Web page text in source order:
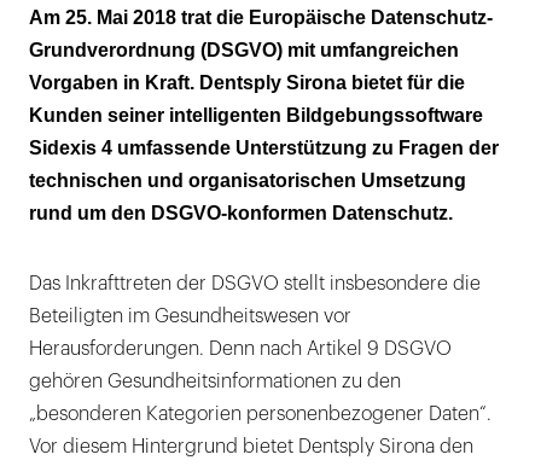
Am 25. Mai 2018 trat die Europäische Datenschutz-
Grundverordnung (DSGVO) mit umfangreichen
Vorgaben in Kraft. Dentsply Sirona bietet für die
Kunden seiner intelligenten Bildgebungssoftware
Sidexis 4 umfassende Unterstützung zu Fragen der
technischen und organisatorischen Umsetzung
rund um den DSGVO-konformen Datenschutz.
Das Inkrafttreten der DSGVO stellt insbesondere die
Beteiligten im Gesundheitswesen vor
Herausforderungen. Denn nach Artikel 9 DSGVO
gehören Gesundheitsinformationen zu den
„besonderen Kategorien personenbezogener Daten“.
Vor diesem Hintergrund bietet Dentsply Sirona den